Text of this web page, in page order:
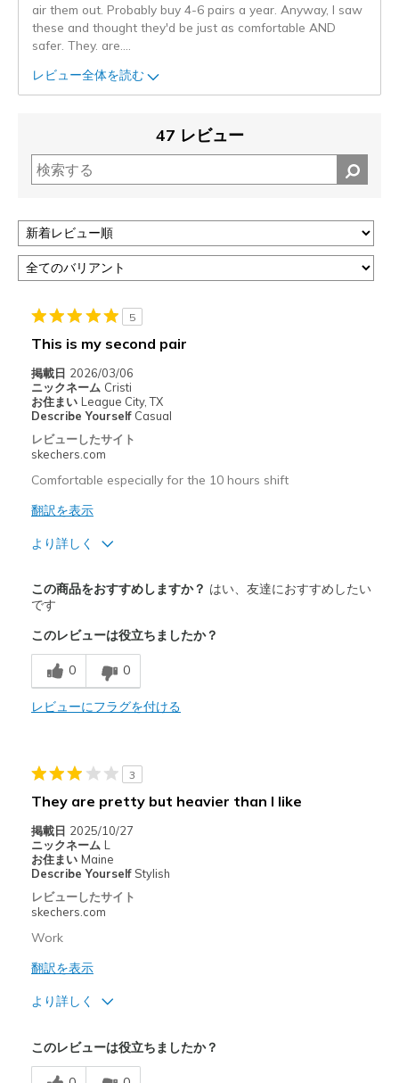
air them out. Probably buy 4-6 pairs a year. Anyway, I saw
these and thought they'd be just as comfortable AND
safer. They. are.
レビュー全体を読む
47 レビュー
5
This is my second pair
掲載日 2026/03/06
ニックネーム Cristi
お住まい League City, TX
Describe Yourself Casual
レビューしたサイト
skechers.com
Comfortable especially for the 10 hours shift
翻訳を表示
より詳しく
Breathe Well
Comfortable
Durable
以下に最適
Width
Sizing
Feels true to size
この商品をおすすめしますか？ はい、友達におすすめしたい
です
このレビューは役立ちましたか？
0 0
レビューにフラグを付ける
3
They are pretty but heavier than I like
掲載日 2025/10/27
ニックネーム L
お住まい Maine
Describe Yourself Stylish
レビューしたサイト
skechers.com
Work
翻訳を表示
より詳しく
このレビューは役立ちましたか？